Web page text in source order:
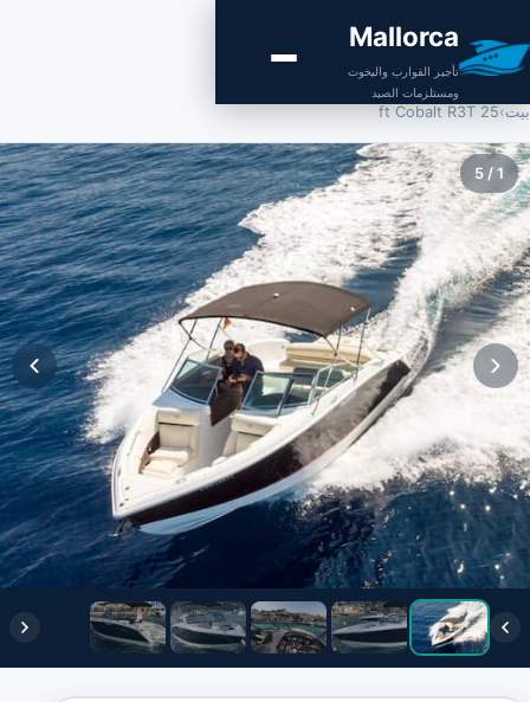
Mallorca
تأجير القوارب واليخوت
ومستلزمات الصيد
بيت›
25 ft Cobalt R3T
1
/
5